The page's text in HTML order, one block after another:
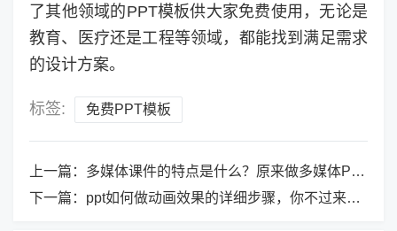
了其他领域的PPT模板供大家免费使用，无论是
教育、医疗还是工程等领域，都能找到满足需求
的设计方案。
标签: 免费PPT模板
上一篇： 多媒体课件的特点是什么？原来做多媒体PPT课件不难啊~
下一篇： ppt如何做动画效果的详细步骤，你不过来看看吗